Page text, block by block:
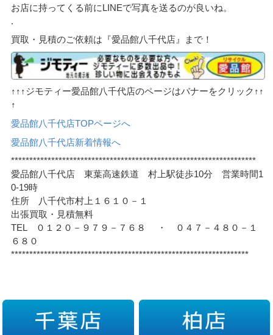
お店に持ってくる前にLINEで写真を送るのが良いね。
.
買取・見積のご依頼は『愛品館八千代店』まで！
↑↑↑ジモティー愛品館八千代店のページはバナーをクリック↑↑
↑
愛品館八千代店TOPページへ
愛品館八千代店新着情報へ
*******************************************************************
愛品館八千代店 東葉高速鉄道 村上駅徒歩10分 営業時間1
0-19時
住所 八千代市村上１６１０－１
出張買取・見積無料
TEL ０１２０－９７９－７６８ ・ ０４７－４８０－１
６８０
*****************************************************************